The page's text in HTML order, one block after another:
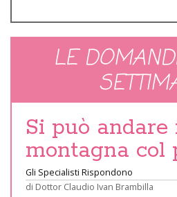
LE
Si può andare
montagna col
Gli Specialisti Rispondono
di Dottor Claudio Ivan Brambilla